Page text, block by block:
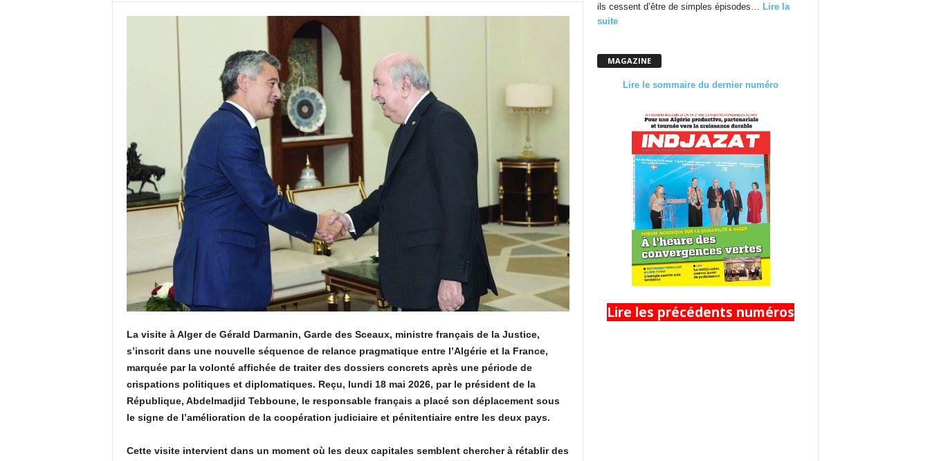
La visite à Alger de Gérald Darmanin, Garde des Sceaux, ministre français de la Justice,
s’inscrit dans une nouvelle séquence de relance pragmatique entre l’Algérie et la France,
marquée par la volonté affichée de traiter des dossiers concrets après une période de
crispations politiques et diplomatiques. Reçu, lundi 18 mai 2026, par le président de la
République, Abdelmadjid Tebboune, le responsable français a placé son déplacement sous
le signe de l’amélioration de la coopération judiciaire et pénitentiaire entre les deux pays.
Cette visite intervient dans un moment où les deux capitales semblent chercher à rétablir des
ils cessent d’être de simples épisodes…
Lire la
suite
MAGAZINE
Lire le sommaire du dernier numéro
Lire les précédents numéros